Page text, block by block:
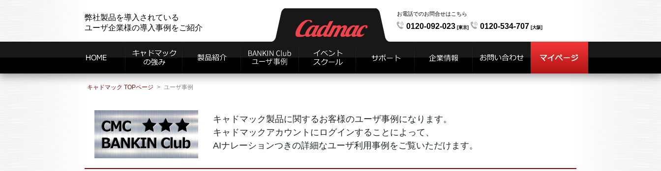
弊社製品を導入されている
ユーザ企業様の導入事例をご紹介
お電話でのお問合せはこちら
0120-092-023 [東京] 0120-534-707 [大阪]
キャドマック TOPページ ユーザ事例
キャドマック製品に関するお客様のユーザ事例になります。
キャドマックアカウントにログインすることによって、
AIナレーションつきの詳細なユーザ利用事例をご覧いただけます。